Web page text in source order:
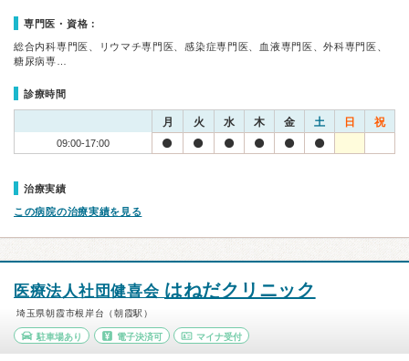
専門医・資格：
総合内科専門医、リウマチ専門医、感染症専門医、血液専門医、外科専門医、
糖尿病専…
診療時間
月 火 水 木 金 土 日 祝
09:00-17:00
治療実績
この病院の治療実績を見る
医療法人社団健喜会 はねだクリニック
埼玉県朝霞市根岸台（朝霞駅）
駐車場あり 電子決済可 マイナ受付